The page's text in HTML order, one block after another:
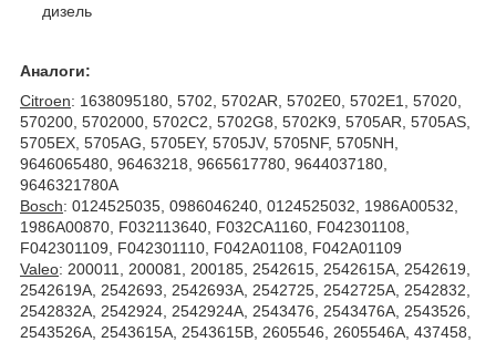
дизель
Аналоги:
Citroen: 1638095180, 5702, 5702AR, 5702E0, 5702E1, 57020,
570200, 5702000, 5702C2, 5702G8, 5702K9, 5705AR, 5705AS,
5705EX, 5705AG, 5705EY, 5705JV, 5705NF, 5705NH,
9646065480, 96463218, 9665617780, 9644037180,
9646321780A
Bosch: 0124525035, 0986046240, 0124525032, 1986A00532,
1986A00870, F032113640, F032CA1160, F042301108,
F042301109, F042301110, F042A01108, F042A01109
Valeo: 200011, 200081, 200185, 2542615, 2542615A, 2542619,
2542619A, 2542693, 2542693A, 2542725, 2542725A, 2542832,
2542832A, 2542924, 2542924A, 2543476, 2543476A, 2543526,
2543526A, 2543615A, 2543615B, 2605546, 2605546A, 437458,